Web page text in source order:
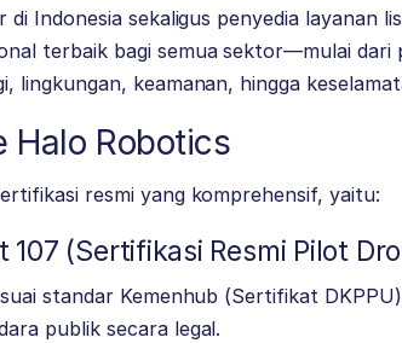
Indonesia sekaligus penyedia layanan
terbaik bagi semua sektor—mulai dari
lingkungan, keamanan, hingga
Halo Robotics
resmi yang komprehensif, yaitu:
107 (Sertifikasi Resmi Pilot
standar Kemenhub (Sertifikat
publik secara legal.